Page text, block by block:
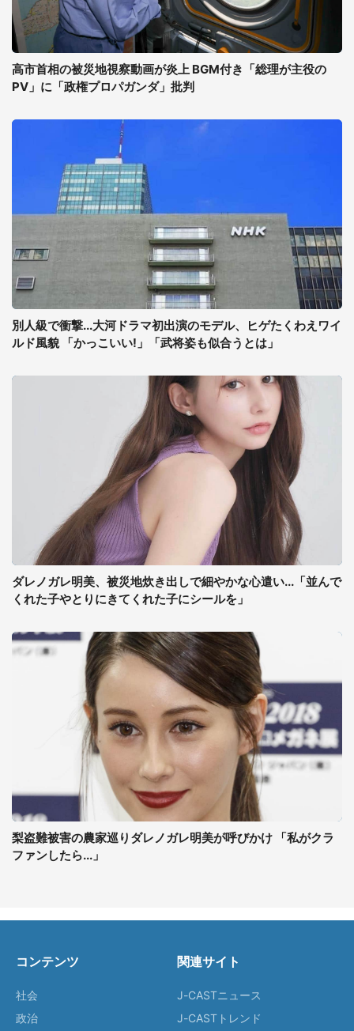
高市首相の被災地視察動画が炎上 BGM付き「総理が主役の
PV」に「政権プロパガンダ」批判
別人級で衝撃...大河ドラマ初出演のモデル、ヒゲたくわえワイ
ルド風貌 「かっこいい!」「武将姿も似合うとは」
ダレノガレ明美、被災地炊き出しで細やかな心遣い...「並んで
くれた子やとりにきてくれた子にシールを」
梨盗難被害の農家巡りダレノガレ明美が呼びかけ 「私がクラ
ファンしたら...」
コンテンツ
社会
政治
関連サイト
J-CASTニュース
J-CASTトレンド